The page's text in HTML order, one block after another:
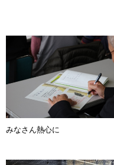
みなさん熱心に